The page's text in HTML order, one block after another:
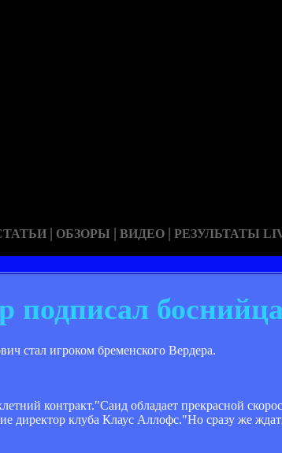
| ОБЗОРЫ | ВИДЕО | РЕЗУЛЬТАТЫ
подписал
стал игроком бременского Вердера.
контракт."Саид обладает прекрасной
директор клуба Клаус Аллофс."Но сразу же